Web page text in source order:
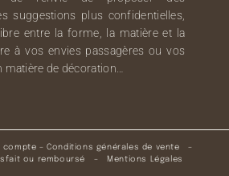
suggestions plus confidentielles,
entre la forme, la matière et la
à vos envies passagères ou vos
de décoration…
compte –Conditions générales de vente –
ou remboursé – Mentions Légales